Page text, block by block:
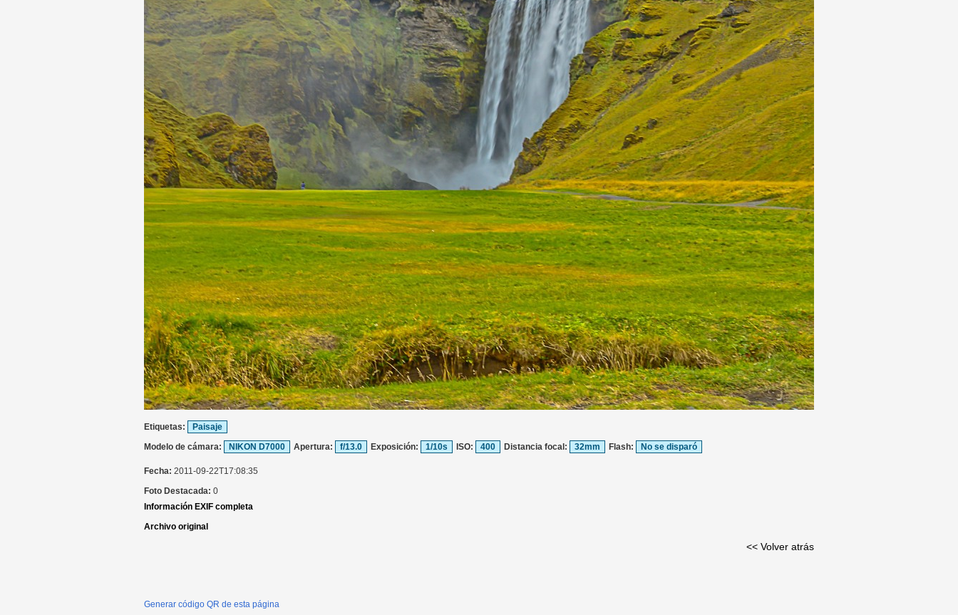
Etiquetas:
Paisaje
Modelo de cámara:
NIKON D7000 Apertura: f/13.0 Exposición: 1/10s ISO: 400 Distancia focal: 32mm Flash: No se disparó
Fecha: 2011-09-22T17:08:35
Foto Destacada: 0
Información EXIF completa
Archivo original
<< Volver atrás
Generar código QR de esta página